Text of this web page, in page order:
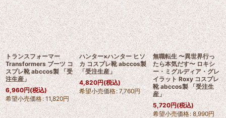
トランスフォーマー
Transformers ブーツ コ
スプレ靴 abccos製 「受
注生産」
6,960円(税込)
希望小売価格: 11,820円
ハンター×ハンター ヒソ
カ コスプレ靴 abccos製
「受注生産」
4,820円(税込)
希望小売価格: 7,760円
無職転生 〜異世界行っ
たら本気だす〜 ロキシ
ー・ミグルディア・グレ
イラット Roxy コスプレ
靴 abccos製 「受注生
産」
5,720円(税込)
希望小売価格: 8,990円